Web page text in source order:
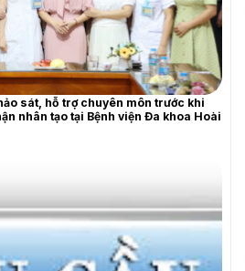
sát, hỗ trợ chuyên môn trước khi
nhân tạo tại Bệnh viện Đa khoa Hoài